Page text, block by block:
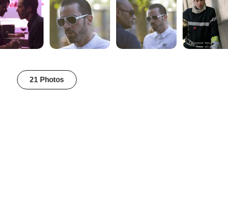
21 Photos